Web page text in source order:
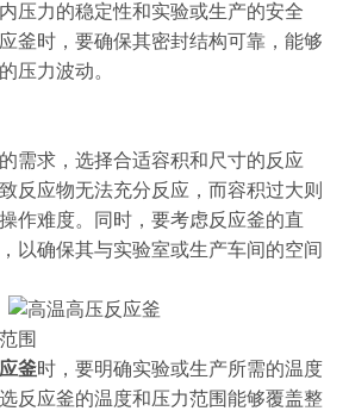
压力的稳定性和实验或生产的安全
釜时，要确保其密封结构可靠，能够
压力波动。
求，选择合适容积和尺寸的反应
反应物无法充分反应，而容积过大则
作难度。同时，要考虑反应釜的直
以确保其与实验室或生产车间的空间
围
釜时，要明确实验或生产所需的温度
反应釜的温度和压力范围能够覆盖整